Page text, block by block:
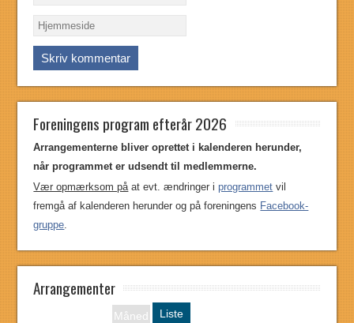
Foreningens program efterår 2026
Arrangementerne bliver oprettet i kalenderen herunder,
når programmet er udsendt til medlemmerne.
Vær opmærksom på at evt. ændringer iprogrammet vil
fremgå af kalenderen herunder og på foreningens Facebook-
gruppe
Arrangementer
Liste
Måned